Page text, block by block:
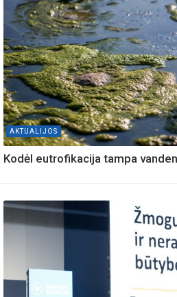
AKTUALIJOS
Kodėl eutrofikacija tampa